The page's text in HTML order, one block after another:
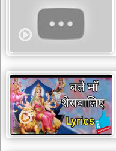
भक्ति
patriotic
खाटू
श्याम
भजन
khatu
shaym
bhajans